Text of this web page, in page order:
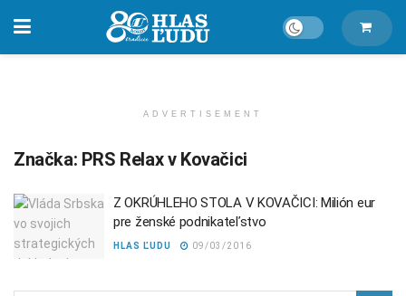
ADVERTISEMENT
Značka: PRS Relax v Kovačici
Z OKRÚHLEHO STOLA V KOVAČICI: Milión eur
pre ženské podnikateľstvo
HLAS ĽUDU 09/03/2016